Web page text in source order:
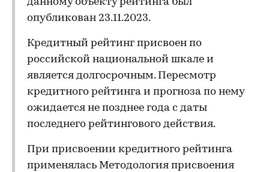
опубликован 23.11.2023.
Кредитный рейтинг присвоен по
российской национальной шкале и
является долгосрочным. Пересмотр
кредитного рейтинга и прогноза по нему
ожидается не позднее года с даты
последнего рейтингового действия.
При присвоении кредитного рейтинга
применялась Методология присвоения